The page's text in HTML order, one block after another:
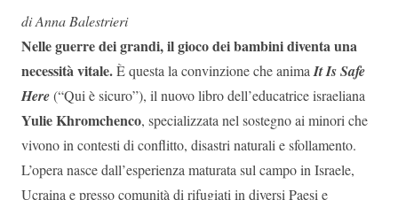
di Anna Balestrieri
Nelle guerre dei grandi, il gioco dei bambini diventa una
necessità vitale.È questa la convinzione che animaIt Is Safe
Here(“Qui è sicuro”), il nuovo libro dell’educatrice israeliana
Yulie Khromchenco, specializzata nel sostegno ai minori che
vivono in contesti di conflitto, disastri naturali e sfollamento.
L’opera nasce dall’esperienza maturata sul campo in Israele,
Ucraina e presso comunità di rifugiati in diversi Paesi e